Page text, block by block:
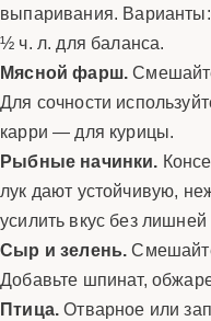
выпаривания.
½ ч. л. для баланса.
Мясной фарш.
Для сочности
карри — для курицы.
Рыбные начинки.
лук дают устойчивую,
усилить вкус без лишней
Сыр и зелень.
Добавьте шпинат,
Птица.Отварное или